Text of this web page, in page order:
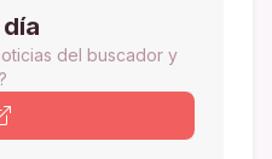
del buscador y